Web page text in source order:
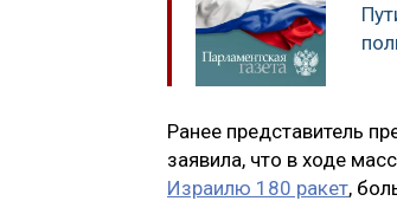
Ранее представитель
заявила, что в ходе
Израилю 180 ракет,